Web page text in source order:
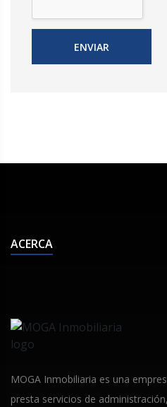
ENVIAR
ACERCA
MOGA Inmobiliaria es una
presta servicios de